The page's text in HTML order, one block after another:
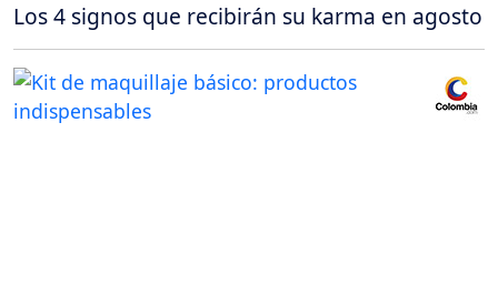
Los 4 signos que recibirán su karma en agosto